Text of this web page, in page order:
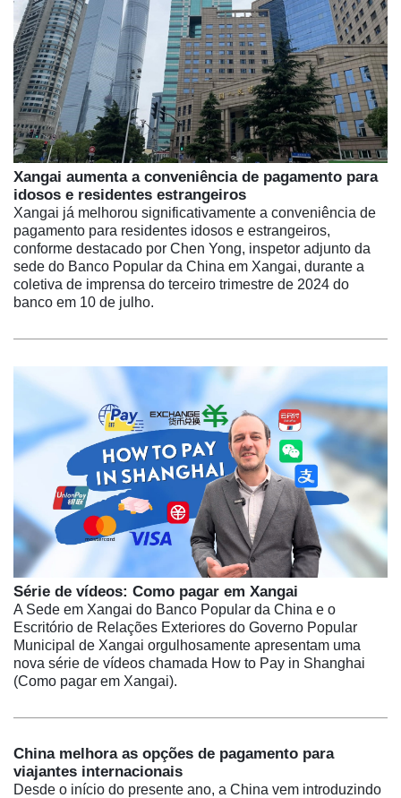
Xangai aumenta a conveniência de pagamento para
idosos e residentes estrangeiros
Xangai já melhorou significativamente a conveniência de
pagamento para residentes idosos e estrangeiros,
conforme destacado por Chen Yong, inspetor adjunto da
sede do Banco Popular da China em Xangai, durante a
coletiva de imprensa do terceiro trimestre de 2024 do
banco em 10 de julho.
Série de vídeos: Como pagar em Xangai
A Sede em Xangai do Banco Popular da China e o
Escritório de Relações Exteriores do Governo Popular
Municipal de Xangai orgulhosamente apresentam uma
nova série de vídeos chamada How to Pay in Shanghai
(Como pagar em Xangai).
China melhora as opções de pagamento para
viajantes internacionais
Desde o início do presente ano, a China vem introduzindo